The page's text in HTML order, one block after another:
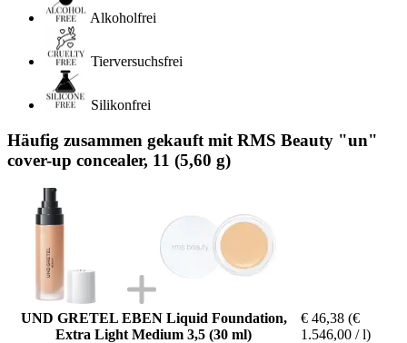
Alkoholfrei
Tierversuchsfrei
Silikonfrei
Häufig zusammen gekauft mit RMS Beauty "un"
cover-up concealer, 11 (5,60 g)
UND GRETEL EBEN Liquid Foundation,
Extra Light Medium 3,5 (30 ml)
€ 46,38 (€
1.546,00 / l)